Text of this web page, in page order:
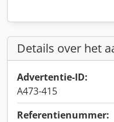
Details over het
Advertentie-ID:
A473-415
Referentienummer: